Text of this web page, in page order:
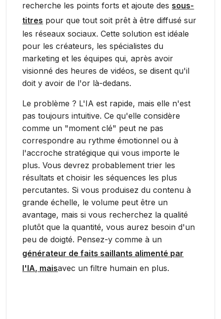
recherche les points forts et ajoute des sous-
titres pour que tout soit prêt à être diffusé sur
les réseaux sociaux. Cette solution est idéale
pour les créateurs, les spécialistes du
marketing et les équipes qui, après avoir
visionné des heures de vidéos, se disent qu'il
doit y avoir de l'or là-dedans.
Le problème ? L'IA est rapide, mais elle n'est
pas toujours intuitive. Ce qu'elle considère
comme un "moment clé" peut ne pas
correspondre au rythme émotionnel ou à
l'accroche stratégique qui vous importe le
plus. Vous devrez probablement trier les
résultats et choisir les séquences les plus
percutantes. Si vous produisez du contenu à
grande échelle, le volume peut être un
avantage, mais si vous recherchez la qualité
plutôt que la quantité, vous aurez besoin d'un
peu de doigté. Pensez-y comme à un
générateur de faits saillants alimenté par
l'IA, maisavec un filtre humain en plus.